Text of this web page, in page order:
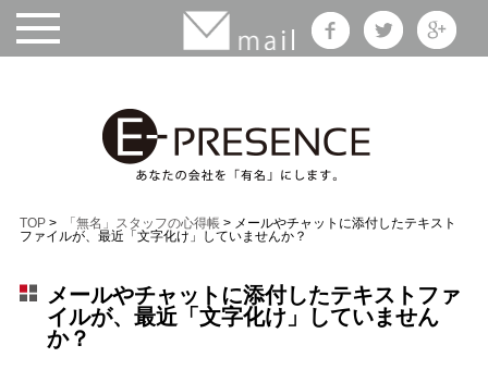
TOP> 「無名」スタッフの心得帳> メールやチャットに添付したテキスト
ファイルが、最近「文字化け」していませんか？
メールやチャットに添付したテキストファ
イルが、最近「文字化け」していません
か？